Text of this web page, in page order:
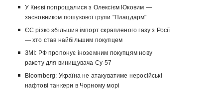
У Києві попрощалися з Олексієм Юковим —
засновником пошукової групи "Плацдарм"
ЄС різко збільшив імпорт скрапленого газу з Росії
— хто став найбільшим покупцем
ЗМІ: РФ пропонує іноземним покупцям нову
ракету для винищувача Су-57
Bloomberg: Україна не атакуватиме неросійські
нафтові танкери в Чорному морі